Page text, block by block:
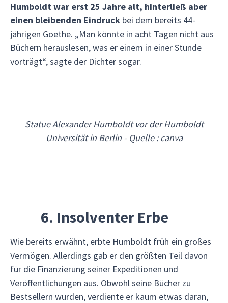
Humboldt war erst 25 Jahre alt, hinterließ aber
einen bleibenden Eindruck bei dem bereits 44-
jährigen Goethe. „Man könnte in acht Tagen nicht aus
Büchern herauslesen, was er einem in einer Stunde
vorträgt“, sagte der Dichter sogar.
Statue Alexander Humboldt vor der Humboldt
Universität in Berlin - Quelle : canva
6. Insolventer Erbe
Wie bereits erwähnt, erbte Humboldt früh ein großes
Vermögen. Allerdings gab er den größten Teil davon
für die Finanzierung seiner Expeditionen und
Veröffentlichungen aus. Obwohl seine Bücher zu
Bestsellern wurden, verdiente er kaum etwas daran,